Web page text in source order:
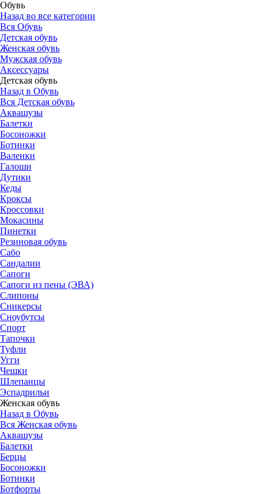
Обувь
Назад во все категории
Вся Обувь
Детская обувь
Женская обувь
Мужская обувь
Аксессуары
Детская обувь
Назад в Обувь
Вся Детская обувь
Аквашузы
Балетки
Босоножки
Ботинки
Валенки
Галоши
Дутики
Кеды
Кроксы
Кроссовки
Мокасины
Пинетки
Резиновая обувь
Сабо
Сандалии
Сапоги
Сапоги из пены (ЭВА)
Слипоны
Сникерсы
Сноубутсы
Спорт
Тапочки
Туфли
Угги
Чешки
Шлепанцы
Эспадрильи
Женская обувь
Назад в Обувь
Вся Женская обувь
Аквашузы
Балетки
Берцы
Босоножки
Ботинки
Ботфорты